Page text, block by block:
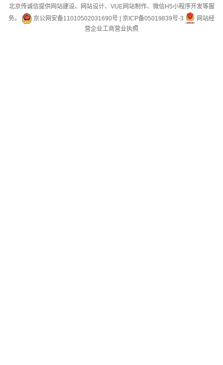
北京传诚信提供网站建设、网站设计、VUE网站制作、微信H5小程序开发等服
务。
京公网安备11010502031690号 | 京ICP备05019839号-3
网站经
营企业工商营业执照